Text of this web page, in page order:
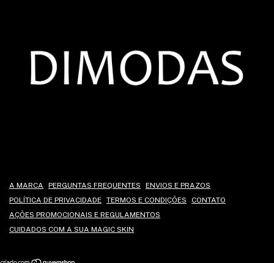
A MARCA PERGUNTAS FREQUENTES
ENVIOS E PRAZOS
POLÍTICA DE PRIVACIDADE TERMOS E CONDIÇÕES
CONTATO
AÇÕES PROMOCIONAIS E REGULAMENTOS
CUIDADOS COM A SUA MAGIC SKIN